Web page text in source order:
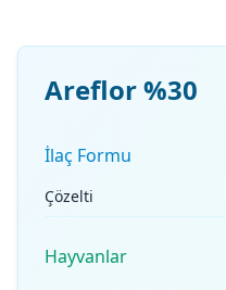
Areflor %30
İlaç Formu
Çözelti
Hayvanlar